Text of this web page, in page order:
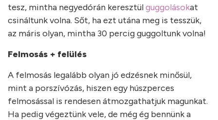
tesz, mintha negyedórán keresztülguggolásokat
csináltunk volna. Sőt, ha ezt utána meg is tesszük,
az máris olyan, mintha 30 percig guggoltunk volna!
Felmosás + felülés
A felmosás legalább olyan jó edzésnek minősül,
mint a porszívózás, hiszen egy húszperces
felmosással is rendesen átmozgathatjuk magunkat.
Ha pedig végeztünk vele, de még ég bennünk a